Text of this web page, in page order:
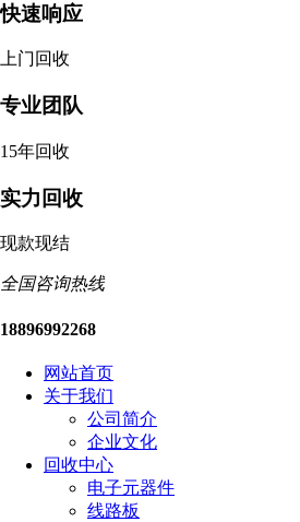
快速响应
上门回收
专业团队
15年回收
实力回收
现款现结
全国咨询热线
18896992268
网站首页
关于我们
公司简介
企业文化
回收中心
电子元器件
线路板